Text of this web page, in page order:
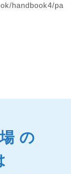
handbook4/pa
の